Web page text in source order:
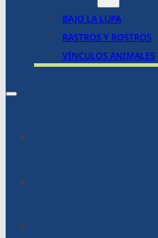
BAJO LA LUPA
RASTROS Y ROSTROS
VÍNCULOS ANIMALES